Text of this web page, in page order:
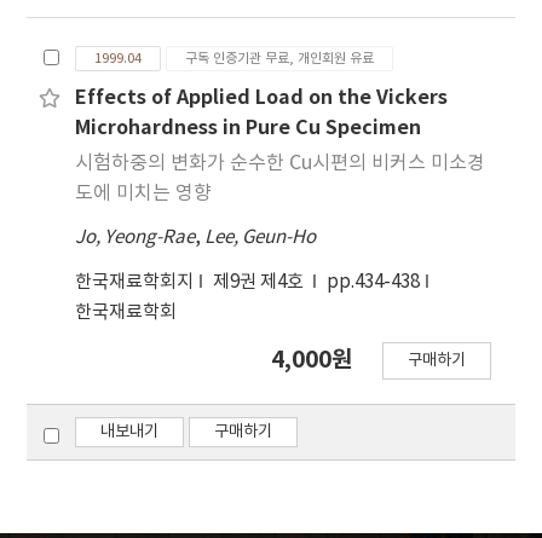
다. 또한 용샤층에는 많은 양의 부분 용융입자가 관찰
되었다. XRD분석결과 두 분말 모두 용사층을 이루는
주된 상은 γ-Al2O3이였으며 α-Al2O3도 관찰되었다.
용사층에 존재하는 α-Al2O3의 분율은 미세 Al2O3층
의 경우 8.39%. 상업용 Al2O3의 경우 13.79%이였
않았으나, 미세 Al2O3의 경우 큰 경도값 편차를 보였
으며 따라서 미세 Al2O3층의 splat의 접합강도는 상
업용 Al2O3보다 상대적으로 낮을 것으로 생각된다.
1999.04 구독 인증기관 무료, 개인회원 유료
Effects of Applied Load on the Vickers
Microhardness in Pure Cu Specimen
시험하중의 변화가 순수한 Cu시편의 비커스 미소경
도에 미치는 영향
Jo, Yeong-Rae, Lee, Geun-Ho
한국재료학회지 제9권 제4호
pp.434-438
한국재료학회
4,000원 구매하기
내보내기 구매하기